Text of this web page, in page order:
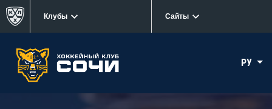
Клубы Сайты
РУ